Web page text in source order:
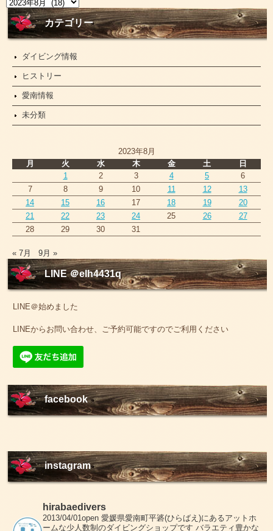
ュ
ー
カテゴリー
ダイビング情報
ヒストリー
愛南情報
未分類
2023年8月
月
火 水 木 金 土
日
1
2 3 4 5
6
7
8 9 10 11 12
13
14
15 16 17 18 19
20
21
22 23 24 25 26
27
28
29 30 31
« 7月 9月 »
LINE ＠elh4431q
LINE＠始めました
LINEからお問い合わせ、ご予約可能ですのでご利用ください
facebook
instagram
hirabaedivers
2013/04/01open 愛媛県愛南町平碆(ひらばえ)にあるアットホ
ームな少人数制のダイビングショップです バラエティ豊かな